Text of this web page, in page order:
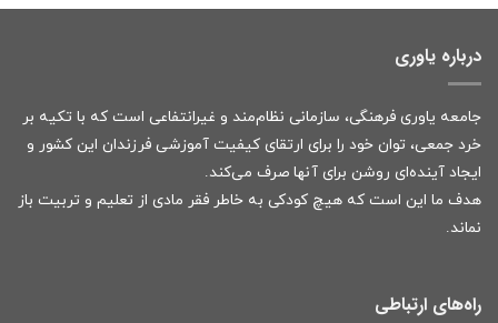
درباره یاوری
جامعه یاوری فرهنگی، سازمانی نظام‌مند و غیرانتفاعی است که با تکیه بر
خرد جمعی، توان خود را برای ارتقای کیفیت آموزشی فرزندان این کشور و
ایجاد آینده‌ای روشن برای آنها صرف می‌کند.
هدف ما این است که هیچ کودکی به خاطر فقر مادی از تعلیم و تربیت باز
نماند.
راه‌های ارتباطی